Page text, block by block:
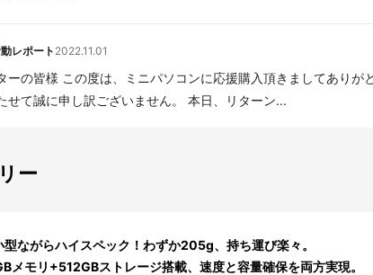
レポート 2022.11.01
に応援購入頂きましてありがとうございました！
せて誠に申し訳ございません。 本日、リターン...
ー
型ながらハイスペック！わずか205g、持ち運び楽々。
メモリ+512GBストレージ搭載、速度と容量確保を両方実現。